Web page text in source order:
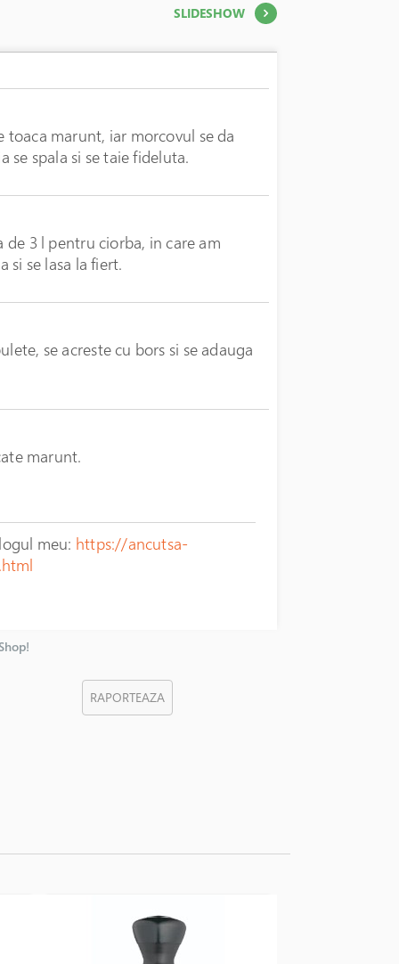
SLIDESHOW
toaca marunt, iar morcovul se da
se spala si se taie fideluta.
de 3 l pentru ciorba, in care am
si se lasa la fiert.
se acreste cu bors si se adauga
marunt.
meu: https://ancutsa-
RAPORTEAZA